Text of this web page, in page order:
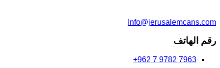
Info@jerusalemcans.com
رقم الهاتف
+962 7 9782 7963